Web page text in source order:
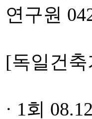
연구원
[독일건
· 1회